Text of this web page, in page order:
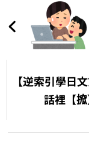
導
【逆索引學日
話裡【